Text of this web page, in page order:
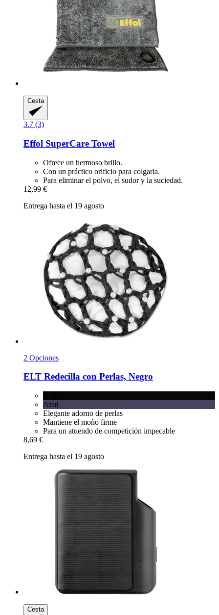
Cesta
3.7 (3)
Effol SuperCare Towel
Ofrece un hermoso brillo.
Con un práctico orificio para colgarla.
Para eliminar el polvo, el sudor y la suciedad.
12,99 €
Entrega hasta el 19 agosto
2 Opciones
ELT Redecilla con Perlas, Negro
Azul
Elegante adorno de perlas
Mantiene el moño firme
Para un atuendo de competición impecable
8,69 €
Entrega hasta el 19 agosto
Cesta